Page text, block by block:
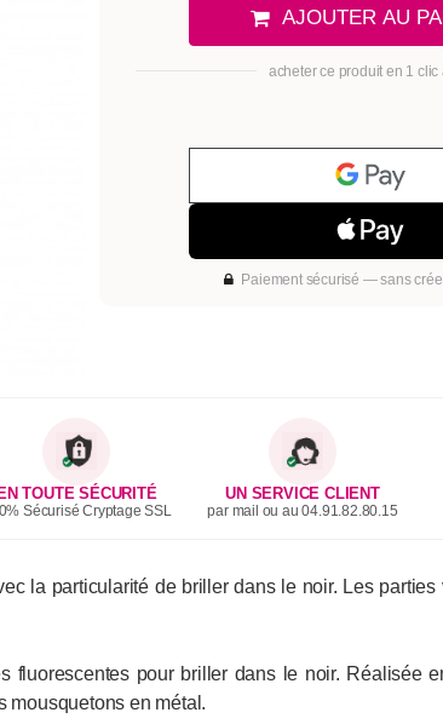
AJOUTER AU
acheter ce produit en 1 clic
Paiement sécurisé — sans
EN TOUTE SÉCURITÉ
Sécurisé Cryptage SSL
UN SERVICE CLIENT
par mail ou au 04.91.82.80.15
la particularité de briller dans le noir. Les parties
pour briller dans le noir. Réalisée
mousquetons en métal.